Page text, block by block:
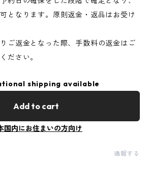
となります。原則返金・返品はお受け
ご返金となった際、手数料の返金はご
ださい。
shipping available
Add to cart
国内にお住まいの方向け
通報する